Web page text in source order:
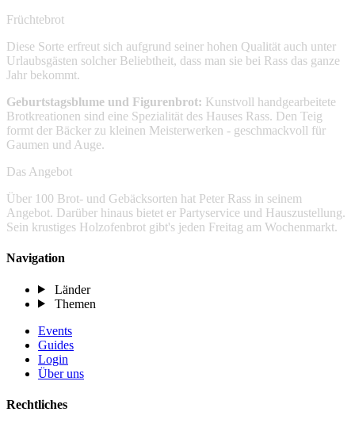
Früchtebrot
Diese Sorte erfreut sich aufgrund seiner hohen Qualität auch unter
Urlaubsgästen solcher Beliebtheit, dass man sie bei Rass das ganze
Jahr bekommt.
Geburtstagsblume und Figurenbrot: Kunstvoll handgearbeitete
Brotkreationen sind eine Spezialität des Hauses Rass. Den Teig
formt der Bäcker zu kleinen Meisterwerken - geschmackvoll für
Gaumen und Auge.
Das Angebot
Über 100 Brot- und Gebäcksorten hat Peter Rass in seinem
Angebot. Darüber hinaus bietet er Partyservice und Hauszustellung.
Sein krustiges Holzofenbrot gibt's jeden Freitag am Wochenmarkt.
Navigation
Länder
Themen
Events
Guides
Login
Über uns
Rechtliches